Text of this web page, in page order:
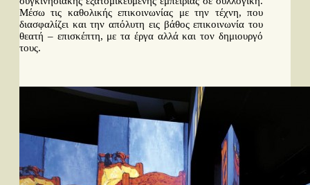
Μέσω τις καθολικής επικοινωνίας με την τέχνη, που
διασφαλίζει και την απόλυτη εις βάθος επικοινωνία του
θεατή – επισκέπτη, με τα έργα αλλά και τον δημιουργό
τους.